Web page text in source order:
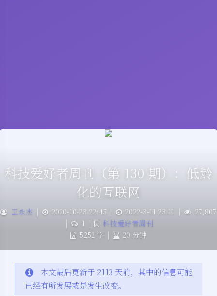
科技爱好者周刊（第 130 期）：低龄
化的互联网
王永杰 | 2020-10-23 22:45 | 2022-3-11 23:11 |
27,807
|
1 |
科技爱好者周刊
5252 字 | 20 分钟
本文最后更新于 2113 天前，其中的信息可能
已经有所发展或是发生改变。